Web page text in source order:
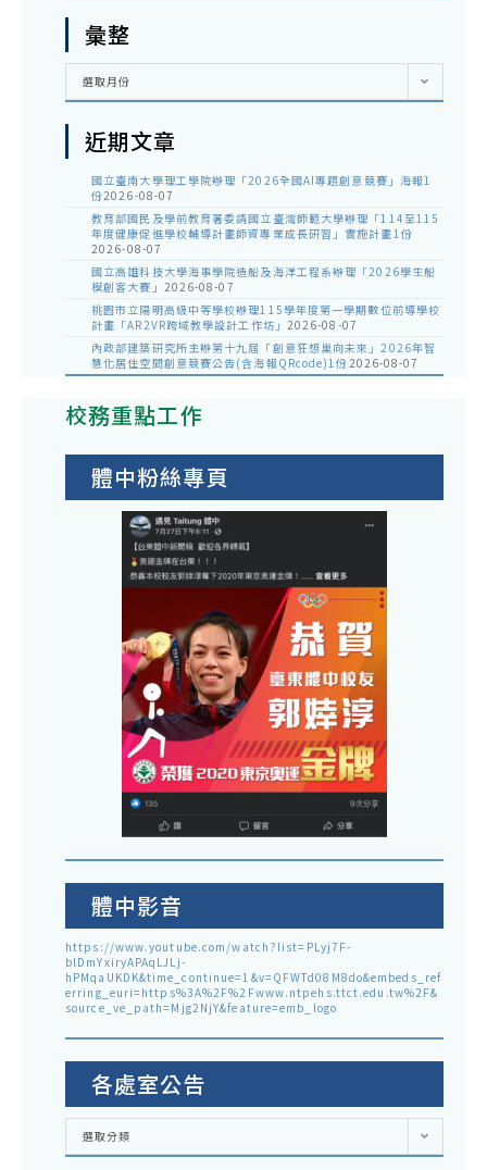
彙整
彙
選取月份
近期文章
國立臺南大學理工學院辦理「2026全國AI專題創意競賽」海報1
份2026-08-07
教育部國民及學前教育署委請國立臺灣師範大學辦理「114至115
年度健康促進學校輔導計畫師資專業成長研習」實施計畫1份
2026-08-07
國立高雄科技大學海事學院造船及海洋工程系辦理「2026學生船
模創客大賽」 2026-08-07
桃園市立陽明高級中等學校辦理115學年度第一學期數位前導學校
計畫「AR2VR跨域教學設計工作坊」 2026-08-07
內政部建築研究所主辦第十九屆「創意狂想巢向未來」2026年智
慧化居住空間創意競賽公告(含海報QRcode)1份2026-08-07
校務重點工作
體中粉絲專頁
體中影音
https://www.youtube.com/watch?list=PLyj7F-
blDmYxiryAPAqLJLj-
hPMqaUKDK&time_continue=1&v=QFWTd08M8do&embeds_ref
erring_euri=https%3A%2F%2Fwww.ntpehs.ttct.edu.tw%2F&
source_ve_path=Mjg2NjY&feature=emb_logo
各處室公告
各
室
選取分類